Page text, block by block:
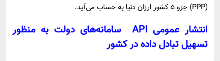
(PPP) جزو ۵ کشور ارزان دنیا به حساب می‌آید.
انتشار عمومی API سامانه‌های دولت به منظور
تسهیل تبادل داده در کشور